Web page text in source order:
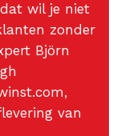
wil je niet
zonder
Björn
van